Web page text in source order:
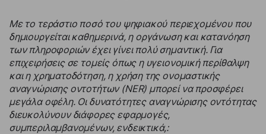
Με το τεράστιο ποσό του ψηφιακού περιεχομένου που
δημιουργείται καθημερινά, η οργάνωση και κατανόηση
των πληροφοριών έχει γίνει πολύ σημαντική. Για
επιχειρήσεις σε τομείς όπως η υγειονομική περίθαλψη
και η χρηματοδότηση, η χρήση της ονομαστικής
αναγνώρισης οντοτήτων (NER) μπορεί να προσφέρει
μεγάλα οφέλη. Οι δυνατότητες αναγνώρισης οντότητας
διευκολύνουν διάφορες εφαρμογές,
συμπεριλαμβανομένων, ενδεικτικά,: